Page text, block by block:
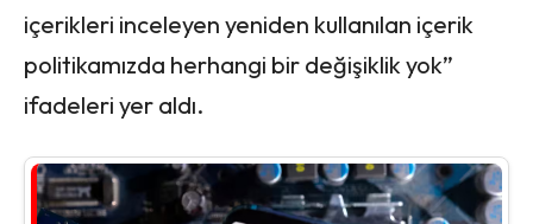
içerikleri inceleyen yeniden kullanılan içerik
politikamızda herhangi bir değişiklik yok”
ifadeleri yer aldı.